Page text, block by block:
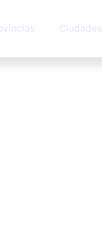
Ciudades